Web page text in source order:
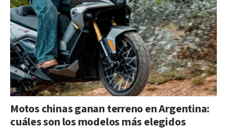
Motos chinas ganan terreno en Argentina:
cuáles son los modelos más elegidos